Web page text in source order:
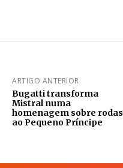
ARTIGO ANTERIOR
Bugatti transforma
Mistral numa
homenagem sobre rodas
ao Pequeno Príncipe